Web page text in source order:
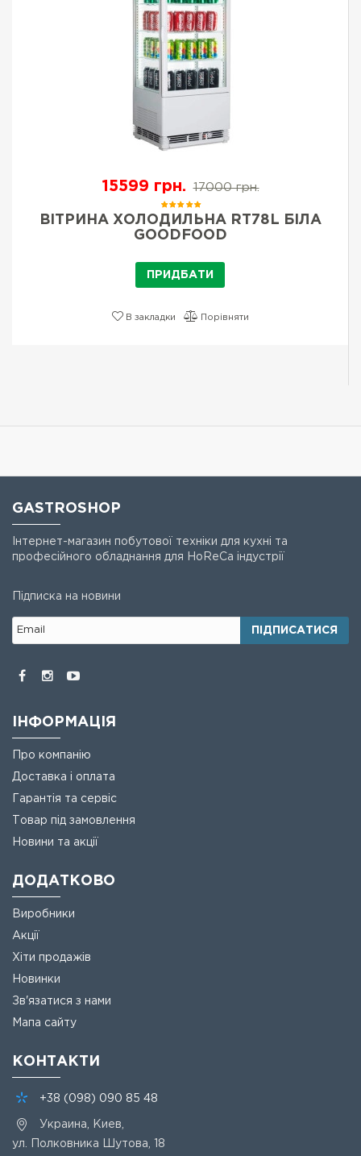
15599 грн. 17000 грн.
ВІТРИНА ХОЛОДИЛЬНА RT78L БІЛА
GOODFOOD
ПРИДБАТИ
В закладки Порівняти
GASTROSHOP
Інтернет-магазин побутової техніки для кухні та
професійного обладнання для HoReCa індустрії
Підписка на новини
ПІДПИСАТИСЯ
ІНФОРМАЦІЯ
Про компанію
Доставка і оплата
Гарантія та сервіс
Товар під замовлення
Новини та акції
ДОДАТКОВО
Виробники
Акції
Хіти продажів
Новинки
Зв'язатися з нами
Мапа сайту
КОНТАКТИ
+38 (098) 090 85 48
Украина, Киев,
ул. Полковника Шутова, 18